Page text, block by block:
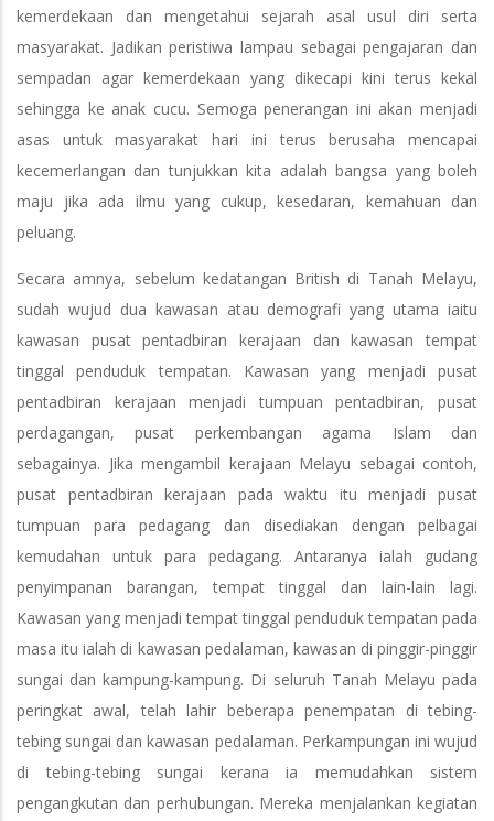
kemerdekaan dan mengetahui sejarah asal usul diri serta
masyarakat. Jadikan peristiwa lampau sebagai pengajaran dan
sempadan agar kemerdekaan yang dikecapi kini terus kekal
sehingga ke anak cucu. Semoga penerangan ini akan menjadi
asas untuk masyarakat hari ini terus berusaha mencapai
kecemerlangan dan tunjukkan kita adalah bangsa yang boleh
maju jika ada ilmu yang cukup, kesedaran, kemahuan dan
peluang.
Secara amnya, sebelum kedatangan British di Tanah Melayu,
sudah wujud dua kawasan atau demografi yang utama iaitu
kawasan pusat pentadbiran kerajaan dan kawasan tempat
tinggal penduduk tempatan. Kawasan yang menjadi pusat
pentadbiran kerajaan menjadi tumpuan pentadbiran, pusat
perdagangan, pusat perkembangan agama Islam dan
sebagainya. Jika mengambil kerajaan Melayu sebagai contoh,
pusat pentadbiran kerajaan pada waktu itu menjadi pusat
tumpuan para pedagang dan disediakan dengan pelbagai
kemudahan untuk para pedagang. Antaranya ialah gudang
penyimpanan barangan, tempat tinggal dan lain-lain lagi.
Kawasan yang menjadi tempat tinggal penduduk tempatan pada
masa itu ialah di kawasan pedalaman, kawasan di pinggir-pinggir
sungai dan kampung-kampung. Di seluruh Tanah Melayu pada
peringkat awal, telah lahir beberapa penempatan di tebing-
tebing sungai dan kawasan pedalaman. Perkampungan ini wujud
di tebing-tebing sungai kerana ia memudahkan sistem
pengangkutan dan perhubungan. Mereka menjalankan kegiatan